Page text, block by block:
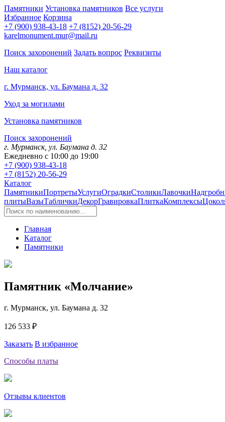
Памятники Установка памятников Все услуги
Избранное Корзина
+7 (900) 938-43-18 +7 (8152) 20-56-29
karelmonument.mur@mail.ru
Поиск захоронений Задать вопрос Реквизиты
Наш каталог
г. Мурманск, ул. Баумана д. 32
Уход за могилами
Установка памятников
Поиск захоронений
г. Мурманск, ул. Баумана д. 32
Ежедневно с 10:00 до 19:00
+7 (900) 938-43-18
+7 (8152) 20-56-29
Каталог
ПамятникиПортретыУслугиОградкиСтоликиЛавочки
плитыВазыТабличкиДекорГравировкаПлиткаКомплексы
Главная
Каталог
Памятники
Памятник «Молчание»
г. Мурманск, ул. Баумана д. 32
126 533 ₽
Заказать В избранное
Способы платы
Отзывы клиентов